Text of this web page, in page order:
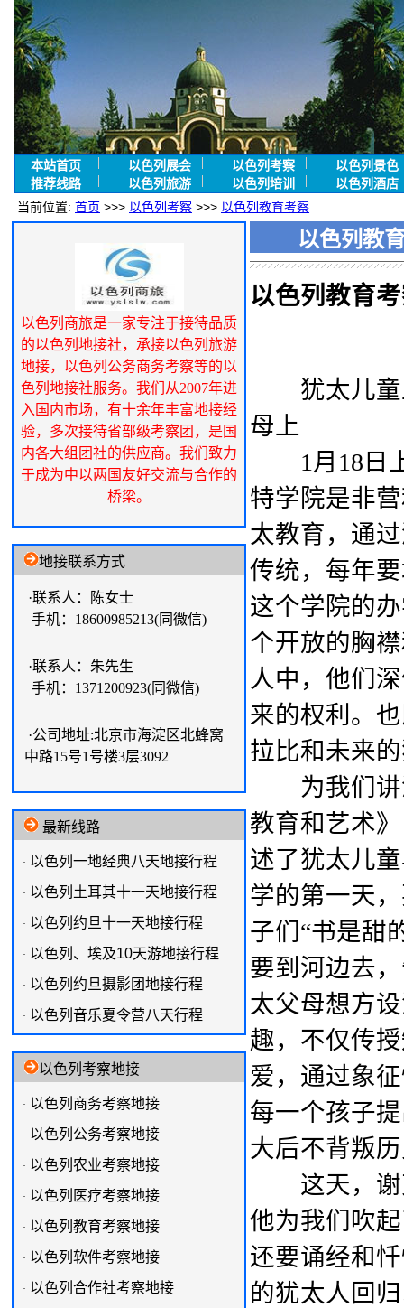
本站首页 以色列展会 以色列考察
以色列景色
推荐线路
以色列旅游 以色列培训
以色列酒店
当前位置: 首页 >>> 以色列考察 >>> 以色列教育考察
以色列商旅是一家专注于接待品质
的以色列地接社，承接以色列旅游
地接，以色列公务商务考察等的以
色列地接社服务。我们从2007年进
入国内市场，有十余年丰富地接经
验，多次接待省部级考察团，是国
内各大组团社的供应商。我们致力
于成为中以两国友好交流与合作的
桥梁。
地接联系方式
·联系人：陈女士
手机：18600985213(同微信)
·联系人：朱先生
手机：1371200923(同微信)
·公司地址:北京市海淀区北蜂窝
中路15号1号楼3层3092
最新线路
· 以色列一地经典八天地接行程
· 以色列土耳其十一天地接行程
· 以色列约旦十一天地接行程
· 以色列、埃及10天游地接行程
· 以色列约旦摄影团地接行程
· 以色列音乐夏令营八天行程
以色列考察地接
· 以色列商务考察地接
· 以色列公务考察地接
· 以色列农业考察地接
· 以色列医疗考察地接
· 以色列教育考察地接
· 以色列软件考察地接
· 以色列合作社考察地接
以色列教
以色列教育
犹太儿童
母上
1月18日上
特学院是非
太教育，通
传统，每年
这个学院的
个开放的胸
人中，他们
来的权利。
拉比和未来
为我们讲
教育和艺术
述了犹太儿
学的第一天
子们“书是甜
要到河边去
太父母想方
趣，不仅传
爱，通过象
每一个孩子
大后不背叛
这天，谢
他为我们吹
还要诵经和
的犹太人回